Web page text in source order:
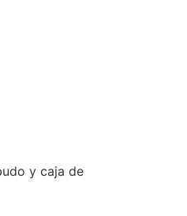
y caja de